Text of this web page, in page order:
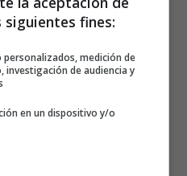
siguientes fines:
personalizados, medición de
investigación de audiencia y
en un dispositivo y/o